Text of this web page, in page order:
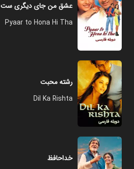
عشق من جای دیگری ست
Pyaar to Hona Hi Tha
رشته محبت
Dil Ka Rishta
خداحافظ